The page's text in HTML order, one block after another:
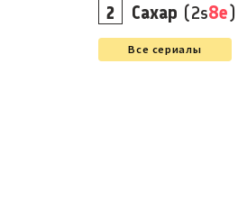
Сахар (2s8e)
Все сериалы